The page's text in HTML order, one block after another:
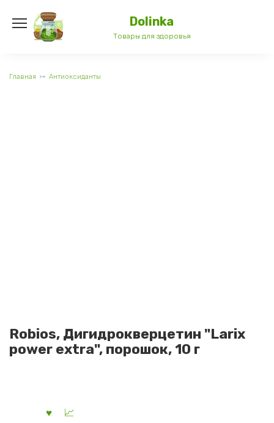
содержанию
Dolinka
Товары для здоровья
Главная Антиоксиданты
Robios, Дигидрокверцетин "Larix
power extra", порошок, 10 г